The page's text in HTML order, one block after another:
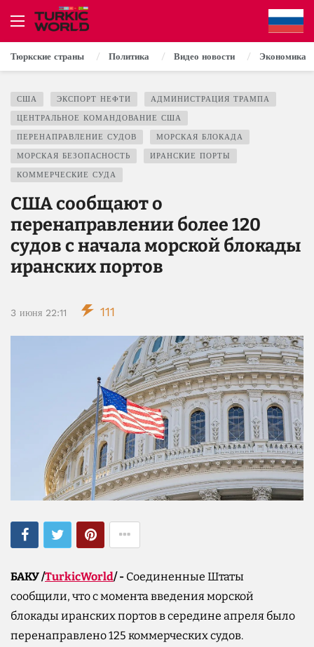
Тюркские страны Политика Видео новости Экономика
США ЭКСПОРТ НЕФТИ АДМИНИСТРАЦИЯ ТРАМПА
ЦЕНТРАЛЬНОЕ КОМАНДОВАНИЕ США
ПЕРЕНАПРАВЛЕНИЕ СУДОВ МОРСКАЯ БЛОКАДА
МОРСКАЯ БЕЗОПАСНОСТЬ ИРАНСКИЕ ПОРТЫ
КОММЕРЧЕСКИЕ СУДА
США сообщают о
перенаправлении более 120
судов с начала морской блокады
иранских портов
3 июня 22:11 111
БАКУ /TurkicWorld/ - Соединенные Штаты
сообщили, что с момента введения морской
блокады иранских портов в середине апреля было
перенаправлено 125 коммерческих судов.